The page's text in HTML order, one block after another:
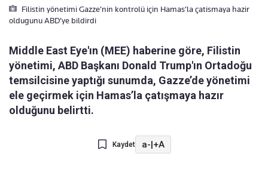
Filistin yönetimi Gazze’nin kontrolü için Hamas’la çatismaya hazir
oldugunu ABD’ye bildirdi
Middle East Eye'ın (MEE) haberine göre, Filistin
yönetimi, ABD Başkanı Donald Trump'ın Ortadoğu
temsilcisine yaptığı sunumda, Gazze’de yönetimi
ele geçirmek için Hamas’la çatışmaya hazır
olduğunu belirtti.
Kaydet a-|+A